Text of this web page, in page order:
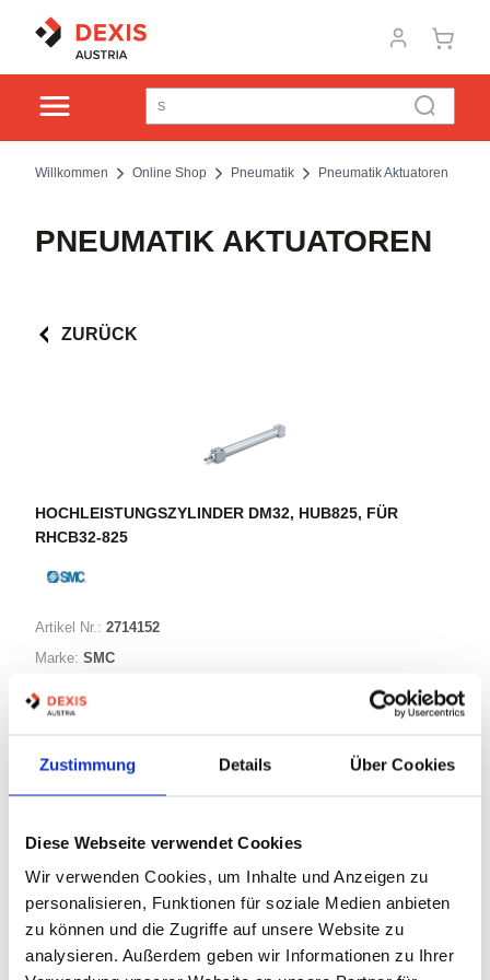
Zustimmung Details Über Cookies
Diese Webseite verwendet Cookies
Wir verwenden Cookies, um Inhalte und Anzeigen zu
personalisieren, Funktionen für soziale Medien anbieten
zu können und die Zugriffe auf unsere Website zu
analysieren. Außerdem geben wir Informationen zu Ihrer
Willkommen Online Shop Pneumatik Pneumatik Aktuatoren
PNEUMATIK AKTUATOREN
ZURÜCK
HOCHLEISTUNGSZYLINDER DM32, HUB825, FÜR
RHCB32-825
Artikel Nr.: 2714152
Marke: SMC
Bezeichnung:
STK
Nicht auf Lager
Print
PRODUKTBESCHREIBUNG